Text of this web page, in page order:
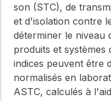
son (STC), de
et d'isolation contre
déterminer le niveau
produits et systèmes
indices peuvent être
normalisés en
ASTC, calculés à